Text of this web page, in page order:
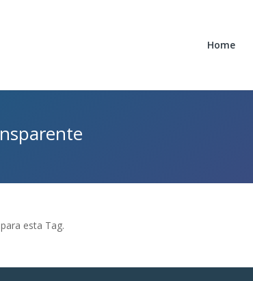
Home
esta Tag.